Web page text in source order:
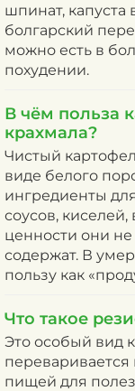
шпинат, капуста
болгарский
можно есть в
похудении.
В чём польза
крахмала?
Чистый
виде белого
ингредиенты
соусов,
ценности они не
содержат. В
пользу как
Что такое
Это особый вид
пищей для